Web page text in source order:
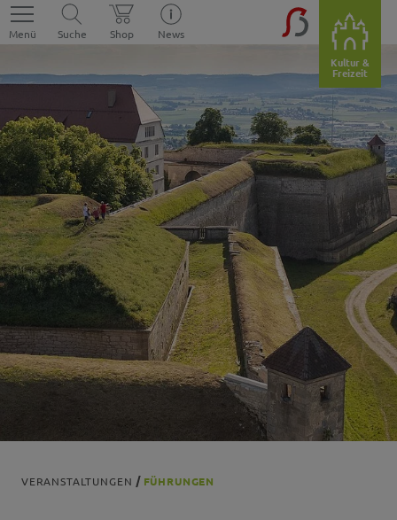
Menü Suche Shop
News
Kultur &
Freizeit
VERANSTALTUNGEN FÜHRUNGEN